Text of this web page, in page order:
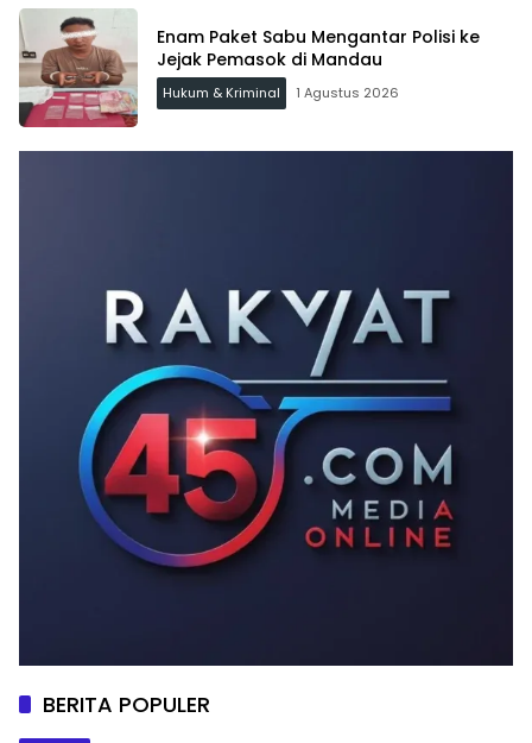
Enam Paket Sabu Mengantar Polisi ke
Jejak Pemasok di Mandau
Hukum & Kriminal 1 Agustus 2026
BERITA POPULER